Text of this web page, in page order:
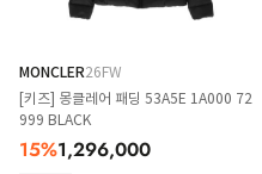
MONCLER26FW
[키즈] 몽클레어 패딩 53A5E 1A000 72
999 BLACK
15%1,296,000